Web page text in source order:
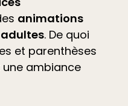
animations
. De quoi
et parenthèses
ambiance